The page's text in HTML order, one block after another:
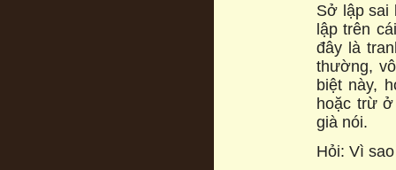
Sở lập sai
lập trên
đây là
thường,
biệt này,
hoặc trừ
già nói.
Hỏi: Vì